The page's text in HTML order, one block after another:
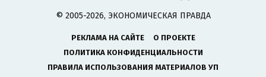
© 2005-2026, ЭКОНОМИЧЕСКАЯ ПРАВДА
РЕКЛАМА НА САЙТЕ
О ПРОЕКТЕ
ПОЛИТИКА КОНФИДЕНЦИАЛЬНОСТИ
ПРАВИЛА ИСПОЛЬЗОВАНИЯ МАТЕРИАЛОВ УП